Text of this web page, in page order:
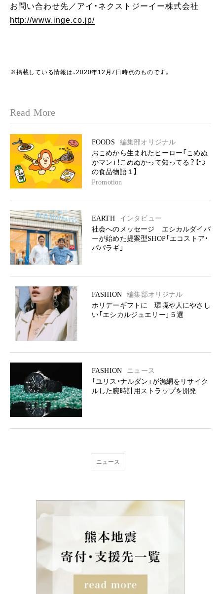
お問い合わせ先／アイ・ネクストジーイー株式会社
http://www.inge.co.jp/
※掲載している情報は、2020年12月7日時点のものです。
Read More
FOODS
編集部オリジナル
おこめから生まれたヒーロー「こめぬ
かマン」！こめぬかって知ってる？【つ
の食品物語１】
Promotion
EARTH
インタビュー
社会へのメッセージ エシカルダイバ
ーが始めた提案型SHOP「エコストア・
パパラギ」
FASHION
編集部オリジナル
ホリデーギフトに 環境や人にやさし
い「エシカルジュエリー」５選
FASHION
ニュース
「ユリス・ナルダン」が漁網をリサイク
ルした腕時計用ストラップを開発
ニュース